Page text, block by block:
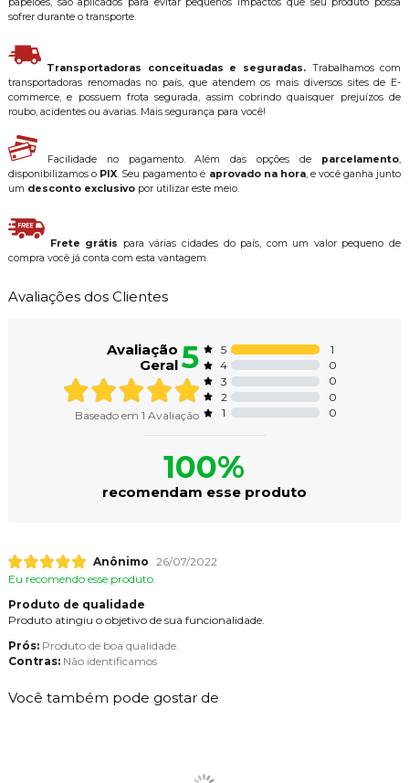
sofrer durante o transporte.
Transportadoras conceituadas e seguradas. Trabalhamos com
transportadoras renomadas no país, que atendem os mais diversos sites de E-
commerce, e possuem frota segurada, assim cobrindo quaisquer prejuízos de
roubo, acidentes ou avarias. Mais segurança para você!
Facilidade no pagamento. Além das opções de parcelamento,
disponibilizamos o PIX. Seu pagamento é aprovado na hora, e você ganha junto
um desconto exclusivopor utilizar este meio.
Frete grátis para várias cidades do país, com um valor pequeno de
compra você já conta com esta vantagem.
Avaliações dos Clientes
Avaliação
Geral5
Baseado em 1 Avaliação
5
1
4
0
3
0
2
0
1
0
100%
recomendam esse produto
Anônimo 26/07/2022
Eu recomendo esse produto.
Produto de qualidade
Produto atingiu o objetivo de sua funcionalidade.
Prós: Produto de boa qualidade.
Contras: Não identificamos
Você também pode gostar de